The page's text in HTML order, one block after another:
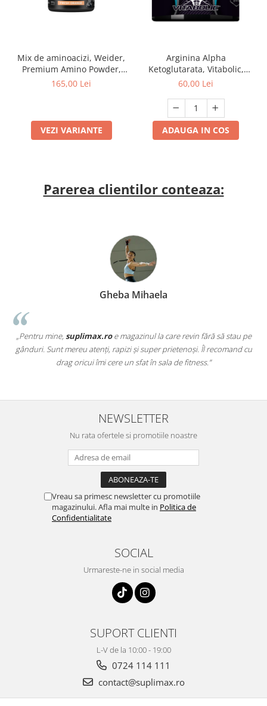
Mix de aminoacizi, Weider,
Premium Amino Powder,
800 de grame, pudra
165,00 Lei
VEZI VARIANTE
Arginina Alpha
Ketoglutarata, Vitabolic,
AAKG, 200 de grame, pudra
60,00 Lei
ADAUGA IN COS
Parerea clientilor conteaza:
Gheba Mihaela
„Pentru mine,suplimax.roe magazinul la care revin fără să stau pe
gânduri. Sunt mereu atenți, rapizi și super prietenoși. Îl recomand cu
drag oricui îmi cere un sfat în sala de fitness.”
NEWSLETTER
Nu rata ofertele si promotiile noastre
Vreau sa primesc newsletter cu promotiile
magazinului. Afla mai multe in Politica de
Confidentialitate
SOCIAL
Urmareste-ne in social media
SUPORT CLIENTI
L-V de la 10:00 - 19:00
0724 114 111
contact@suplimax.ro